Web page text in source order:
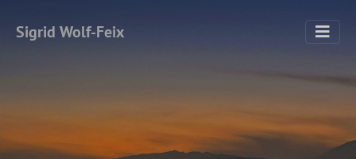
Sigrid Wolf-Feix